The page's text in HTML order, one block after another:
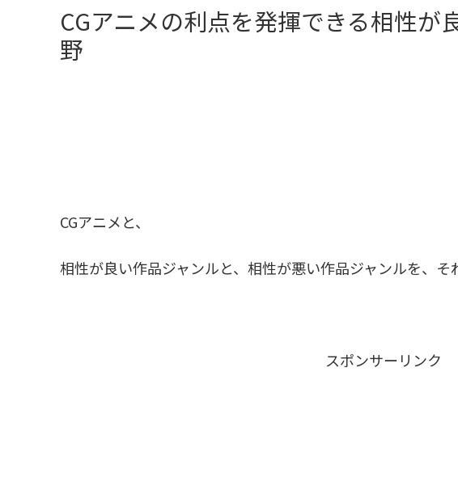
CGアニメの利点を発揮できる相性が
野
CGアニメと、
相性が良い作品ジャンルと、相性が悪い作品ジャンルを、そ
スポンサーリンク